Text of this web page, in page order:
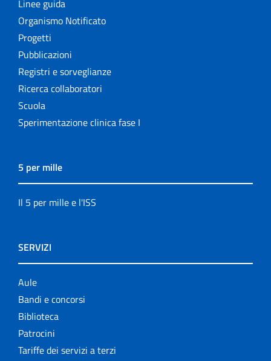
Linee guida
Organismo Notificato
Progetti
Pubblicazioni
Registri e sorveglianze
Ricerca collaboratori
Scuola
Sperimentazione clinica fase I
5 per mille
Il 5 per mille e l'ISS
SERVIZI
Aule
Bandi e concorsi
Biblioteca
Patrocini
Tariffe dei servizi a terzi